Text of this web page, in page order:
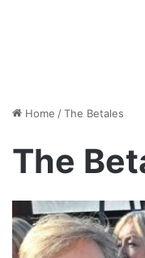
Home /The Betales
The